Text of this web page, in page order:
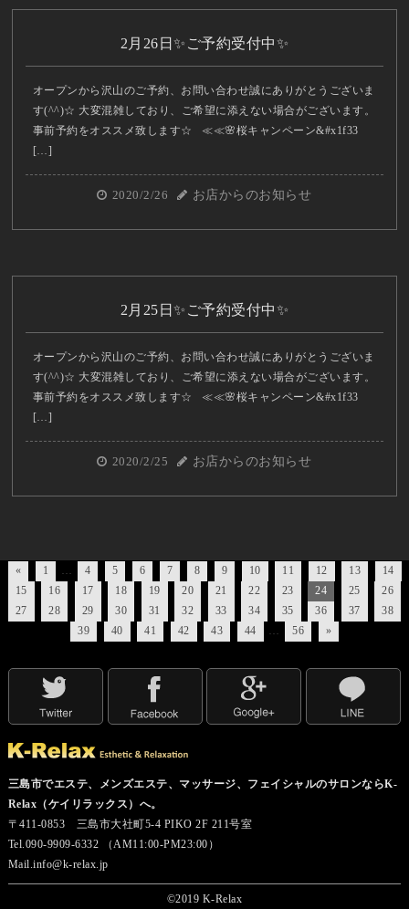
2月26日✨ご予約受付中✨
オープンから沢山のご予約、お問い合わせ誠にありがとうございま
す(^^)☆ 大変混雑しており、ご希望に添えない場合がございます。
事前予約をオススメ致します☆ ≪≪🌸桜キャンペーン&#x1f33
[…]
2020/2/26 お店からのお知らせ
2月25日✨ご予約受付中✨
オープンから沢山のご予約、お問い合わせ誠にありがとうございま
す(^^)☆ 大変混雑しており、ご希望に添えない場合がございます。
事前予約をオススメ致します☆ ≪≪🌸桜キャンペーン&#x1f33
[…]
2020/2/25 お店からのお知らせ
« 1 … 4 5 6 7 8 9 10 11 12 13
14
15
16 17 18 19 20 21 22 23 24 25
26
27
28 29 30 31 32 33 34 35 36 37
38
39
40 41 42 43 44 … 56 »
三島市でエステ、メンズエステ、マッサージ、フェイシャルのサロンならK-
Relax（ケイリラックス）へ。
〒411-0853 三島市大社町5-4 PIKO 2F 211号室
Tel.090-9909-6332 （AM11:00-PM23:00）
Mail.info@k-relax.jp
©2019 K-Relax